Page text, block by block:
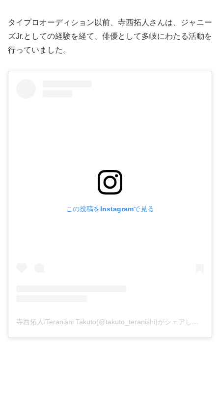
タイプロオーディション以前、寺西拓人さんは、ジャニー
ズJr.としての経験を経て、俳優として多岐にわたる活動を
行っていました。
この投稿をInstagramで見る
寺西拓人/Teranishi Takuto(@takuto_teranishi)がシェアした投稿